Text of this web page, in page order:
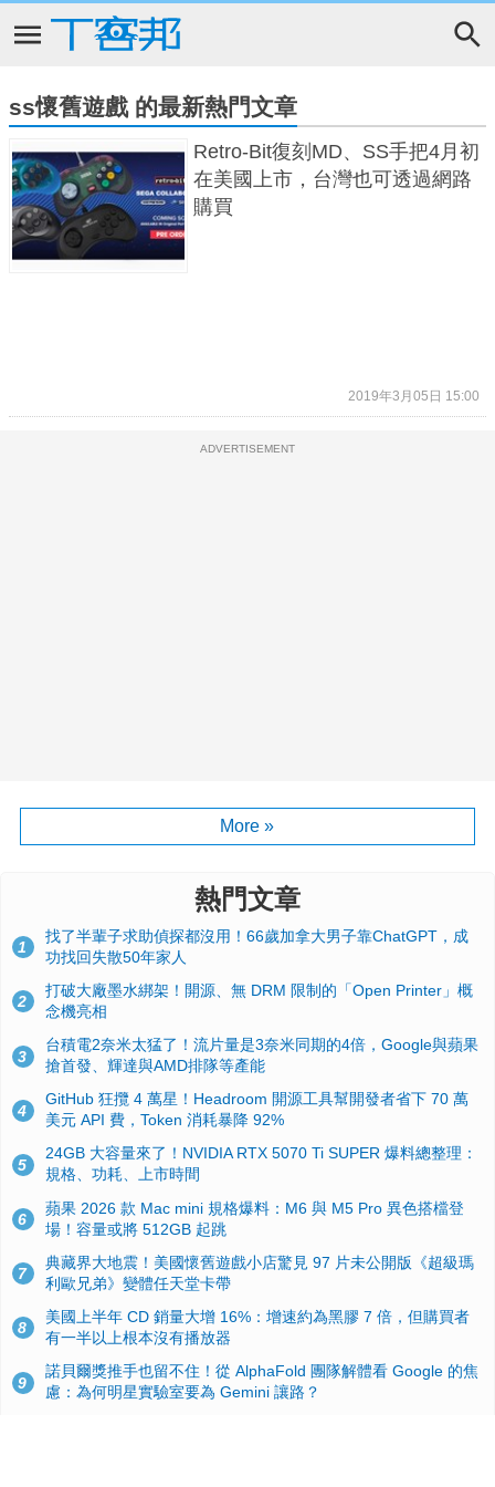
ss懷舊遊戲 的最新熱門文章
Retro-Bit復刻MD、SS手把4月初
在美國上市，台灣也可透過網路
購買
2019年3月05日 15:00
ADVERTISEMENT
More »
熱門文章
1
找了半輩子求助偵探都沒用！66歲加拿大男子靠ChatGPT，成
功找回失散50年家人
2
打破大廠墨水綁架！開源、無 DRM 限制的「Open Printer」概
念機亮相
3
台積電2奈米太猛了！流片量是3奈米同期的4倍，Google與蘋果
搶首發、輝達與AMD排隊等產能
4
GitHub 狂攬 4 萬星！Headroom 開源工具幫開發者省下 70 萬
美元 API 費，Token 消耗暴降 92%
5
24GB 大容量來了！NVIDIA RTX 5070 Ti SUPER 爆料總整理：
規格、功耗、上市時間
6
蘋果 2026 款 Mac mini 規格爆料：M6 與 M5 Pro 異色搭檔登
場！容量或將 512GB 起跳
7
典藏界大地震！美國懷舊遊戲小店驚見 97 片未公開版《超級瑪
利歐兄弟》變體任天堂卡帶
8
美國上半年 CD 銷量大增 16%：增速約為黑膠 7 倍，但購買者
有一半以上根本沒有播放器
9
諾貝爾獎推手也留不住！從 AlphaFold 團隊解體看 Google 的焦
慮：為何明星實驗室要為 Gemini 讓路？